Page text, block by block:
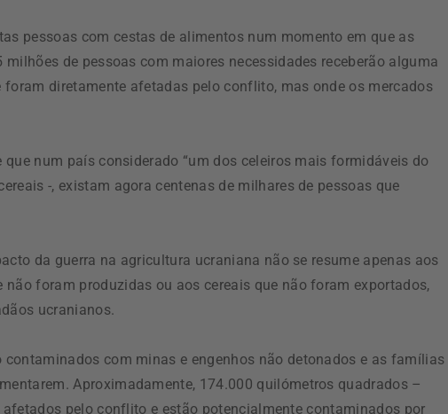
pessoas com cestas de alimentos num momento em que as
de pessoas com maiores necessidades receberão alguma
diretamente afetadas pelo conflito, mas onde os mercados
que num país considerado “um dos celeiros mais formidáveis do
-, existam agora centenas de milhares de pessoas que
da guerra na agricultura ucraniana não se resume apenas aos
não foram produzidas ou aos cereais que não foram exportados,
ucranianos.
com minas e engenhos não detonados e as famílias
Aproximadamente, 174.000 quilómetros quadrados –
pelo conflito e estão potencialmente contaminados por